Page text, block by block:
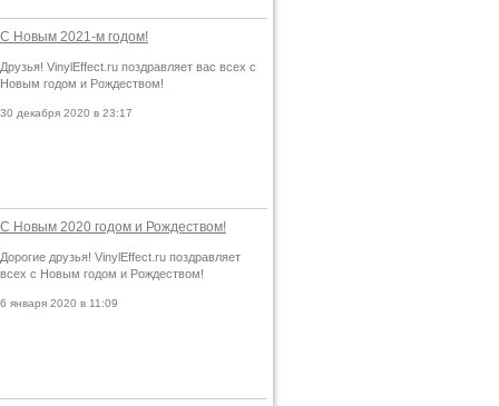
С Новым 2021-м годом!
Друзья! VinylEffect.ru поздравляет вас всех с
Новым годом и Рождеством!
30 декабря 2020 в 23:17
С Новым 2020 годом и Рождеством!
Дорогие друзья! VinylEffect.ru поздравляет
всех с Новым годом и Рождеством!
6 января 2020 в 11:09